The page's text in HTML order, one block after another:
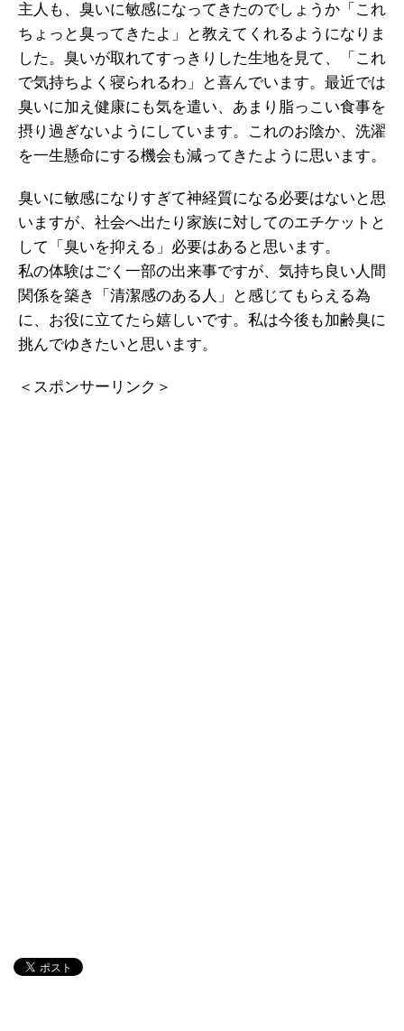
主人も、臭いに敏感になってきたのでしょうか「これ
ちょっと臭ってきたよ」と教えてくれるようになりま
した。臭いが取れてすっきりした生地を見て、「これ
で気持ちよく寝られるわ」と喜んでいます。最近では
臭いに加え健康にも気を遣い、あまり脂っこい食事を
摂り過ぎないようにしています。これのお陰か、洗濯
を一生懸命にする機会も減ってきたように思います。
臭いに敏感になりすぎて神経質になる必要はないと思
いますが、社会へ出たり家族に対してのエチケットと
して「臭いを抑える」必要はあると思います。
私の体験はごく一部の出来事ですが、気持ち良い人間
関係を築き「清潔感のある人」と感じてもらえる為
に、お役に立てたら嬉しいです。私は今後も加齢臭に
挑んでゆきたいと思います。
＜スポンサーリンク＞